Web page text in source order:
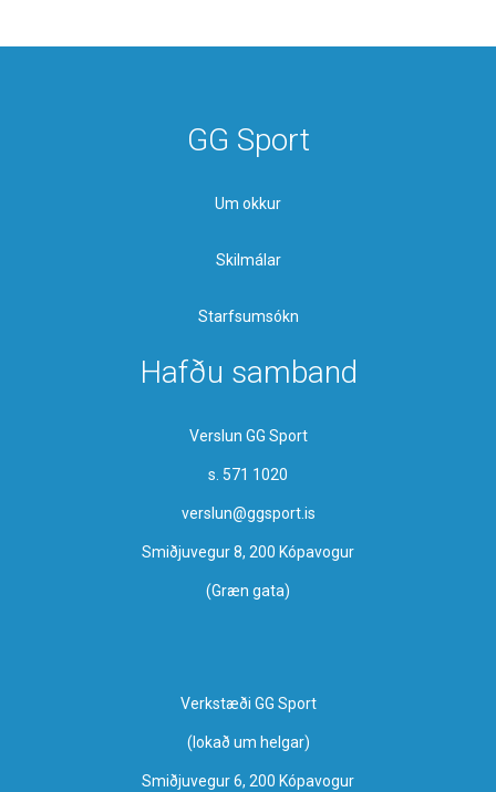
GG Sport
Um okkur
Skilmálar
Starfsumsókn
Hafðu samband
Verslun GG Sport
s. 571 1020
verslun@ggsport.is
Smiðjuvegur 8, 200 Kópavogur
(Græn gata)
Verkstæði GG Sport
​(lokað um helgar)
Smiðjuvegur 6, 200 Kópavogur